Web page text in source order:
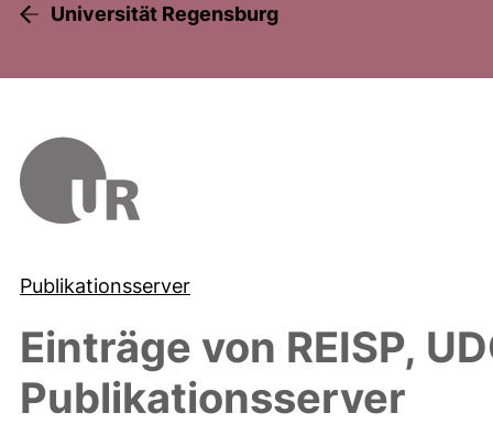
Universität Regensburg
Publikationsserver
Einträge von REISP,
Publikationsserver